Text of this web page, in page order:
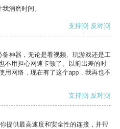
消磨时间。
支持[0] 反对[0]
神器，无论是看视频、玩游戏还是工
不用担心网速卡顿了。以前出差的时
用网络，现在有了这个app，我再也不
支持[0] 反对[0]
提供最高速度和安全性的连接，并帮